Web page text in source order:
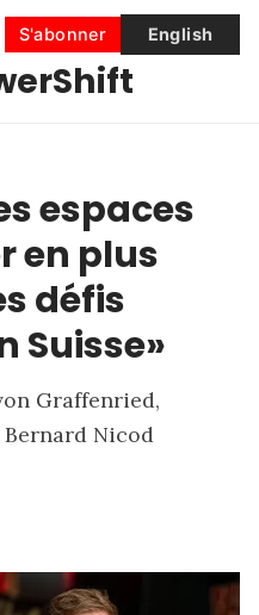
S'abonner English
espaces
en plus
défis
Suisse»
Graffenried,
Nicod